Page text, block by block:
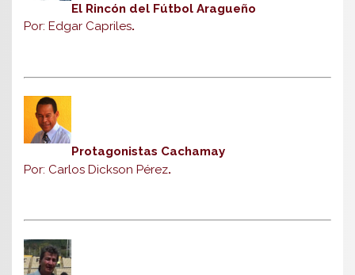
El Rincón del Fútbol Aragueño
Por: Edgar Capriles.
Protagonistas Cachamay
Por: Carlos Dickson Pérez.